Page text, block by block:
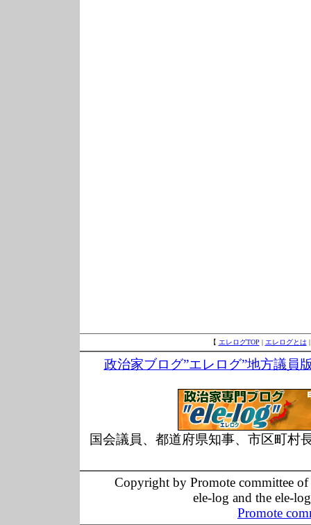
【 エレログTOP | エレログとは
政治家ブログ”エレログ”地方議員
国会議員、都道府県知事、市区町村
Copyright by Promote committee
ele-log and the ele-
Promote